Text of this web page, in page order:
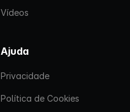
Vídeos
Ajuda
Privacidade
Política de Cookies